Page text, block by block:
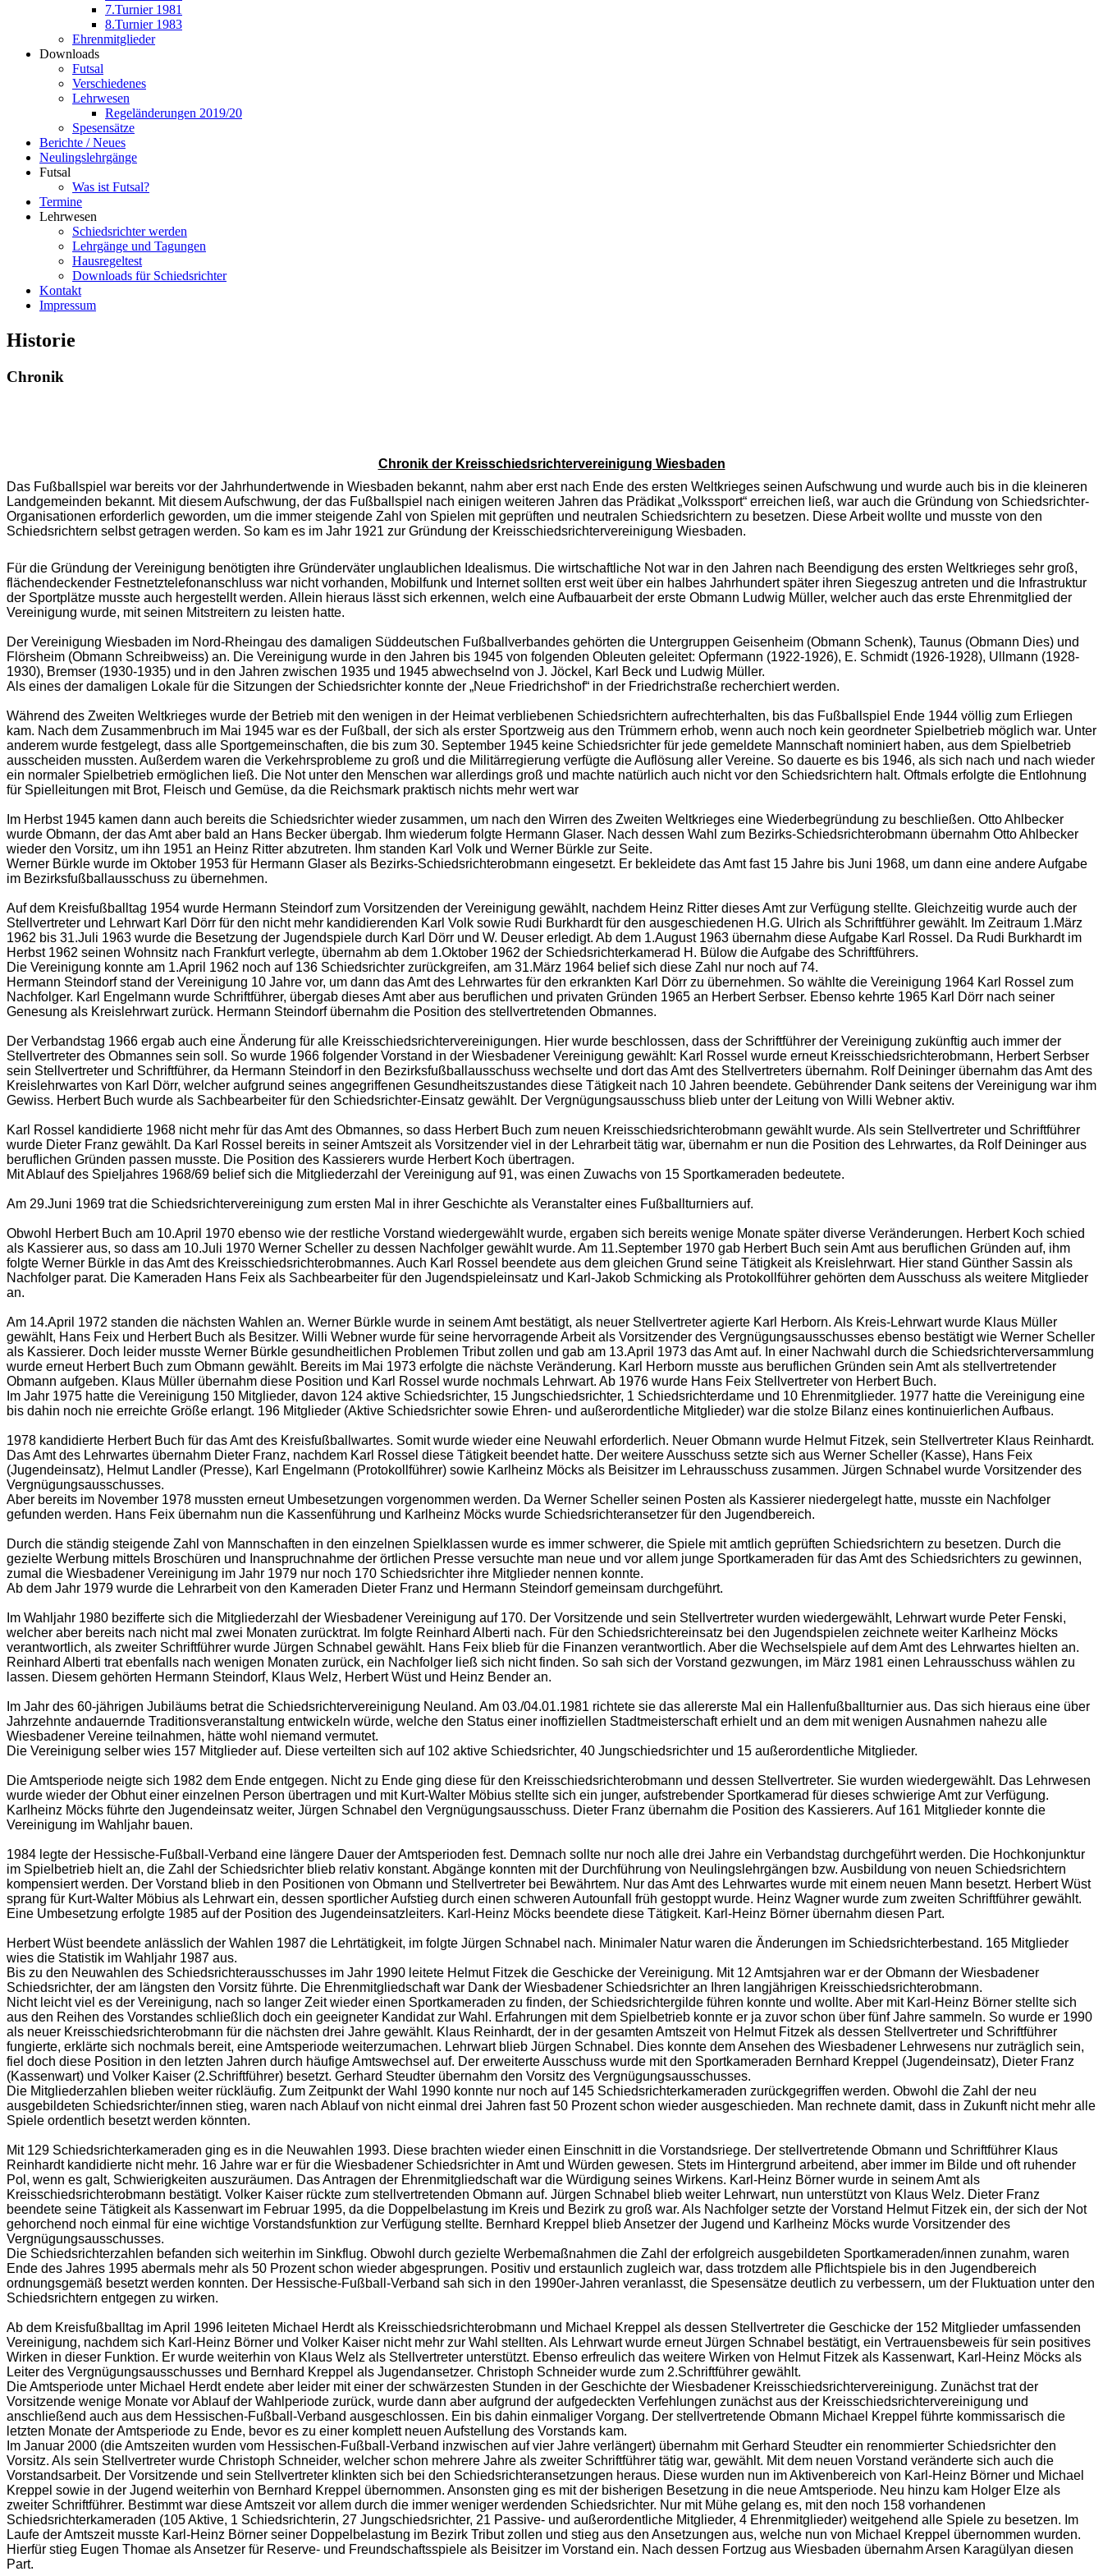
7.Turnier 1981
8.Turnier 1983
Ehrenmitglieder
Downloads
Futsal
Verschiedenes
Lehrwesen
Regeländerungen 2019/20
Spesensätze
Berichte / Neues
Neulingslehrgänge
Futsal
Was ist Futsal?
Termine
Lehrwesen
Schiedsrichter werden
Lehrgänge und Tagungen
Hausregeltest
Downloads für Schiedsrichter
Kontakt
Impressum
Historie
Chronik
Chronik der Kreisschiedsrichtervereinigung Wiesbaden
Das Fußballspiel war bereits vor der Jahrhundertwende in Wiesbaden bekannt, nahm aber erst nach Ende des ersten Weltkrieges seinen Aufschwung und wurde auch bis in die kleineren
Landgemeinden bekannt. Mit diesem Aufschwung, der das Fußballspiel nach einigen weiteren Jahren das Prädikat „Volkssport“ erreichen ließ, war auch die Gründung von Schiedsrichter-
Organisationen erforderlich geworden, um die immer steigende Zahl von Spielen mit geprüften und neutralen Schiedsrichtern zu besetzen. Diese Arbeit wollte und musste von den
Schiedsrichtern selbst getragen werden. So kam es im Jahr 1921 zur Gründung der Kreisschiedsrichtervereinigung Wiesbaden.
Für die Gründung der Vereinigung benötigten ihre Gründerväter unglaublichen Idealismus. Die wirtschaftliche Not war in den Jahren nach Beendigung des ersten Weltkrieges sehr groß,
flächendeckender Festnetztelefonanschluss war nicht vorhanden, Mobilfunk und Internet sollten erst weit über ein halbes Jahrhundert später ihren Siegeszug antreten und die Infrastruktur
der Sportplätze musste auch hergestellt werden. Allein hieraus lässt sich erkennen, welch eine Aufbauarbeit der erste Obmann Ludwig Müller, welcher auch das erste Ehrenmitglied der
Vereinigung wurde, mit seinen Mitstreitern zu leisten hatte.
Der Vereinigung Wiesbaden im Nord-Rheingau des damaligen Süddeutschen Fußballverbandes gehörten die Untergruppen Geisenheim (Obmann Schenk), Taunus (Obmann Dies) und
Flörsheim (Obmann Schreibweiss) an. Die Vereinigung wurde in den Jahren bis 1945 von folgenden Obleuten geleitet: Opfermann (1922-1926), E. Schmidt (1926-1928), Ullmann (1928-
1930), Bremser (1930-1935) und in den Jahren zwischen 1935 und 1945 abwechselnd von J. Jöckel, Karl Beck und Ludwig Müller.
Als eines der damaligen Lokale für die Sitzungen der Schiedsrichter konnte der „Neue Friedrichshof“ in der Friedrichstraße recherchiert werden.
Während des Zweiten Weltkrieges wurde der Betrieb mit den wenigen in der Heimat verbliebenen Schiedsrichtern aufrechterhalten, bis das Fußballspiel Ende 1944 völlig zum Erliegen
kam. Nach dem Zusammenbruch im Mai 1945 war es der Fußball, der sich als erster Sportzweig aus den Trümmern erhob, wenn auch noch kein geordneter Spielbetrieb möglich war. Unter
anderem wurde festgelegt, dass alle Sportgemeinschaften, die bis zum 30. September 1945 keine Schiedsrichter für jede gemeldete Mannschaft nominiert haben, aus dem Spielbetrieb
ausscheiden mussten. Außerdem waren die Verkehrsprobleme zu groß und die Militärregierung verfügte die Auflösung aller Vereine. So dauerte es bis 1946, als sich nach und nach wieder
ein normaler Spielbetrieb ermöglichen ließ. Die Not unter den Menschen war allerdings groß und machte natürlich auch nicht vor den Schiedsrichtern halt. Oftmals erfolgte die Entlohnung
für Spielleitungen mit Brot, Fleisch und Gemüse, da die Reichsmark praktisch nichts mehr wert war
Im Herbst 1945 kamen dann auch bereits die Schiedsrichter wieder zusammen, um nach den Wirren des Zweiten Weltkrieges eine Wiederbegründung zu beschließen. Otto Ahlbecker
wurde Obmann, der das Amt aber bald an Hans Becker übergab. Ihm wiederum folgte Hermann Glaser. Nach dessen Wahl zum Bezirks-Schiedsrichterobmann übernahm Otto Ahlbecker
wieder den Vorsitz, um ihn 1951 an Heinz Ritter abzutreten. Ihm standen Karl Volk und Werner Bürkle zur Seite.
Werner Bürkle wurde im Oktober 1953 für Hermann Glaser als Bezirks-Schiedsrichterobmann eingesetzt. Er bekleidete das Amt fast 15 Jahre bis Juni 1968, um dann eine andere Aufgabe
im Bezirksfußballausschuss zu übernehmen.
Auf dem Kreisfußballtag 1954 wurde Hermann Steindorf zum Vorsitzenden der Vereinigung gewählt, nachdem Heinz Ritter dieses Amt zur Verfügung stellte. Gleichzeitig wurde auch der
Stellvertreter und Lehrwart Karl Dörr für den nicht mehr kandidierenden Karl Volk sowie Rudi Burkhardt für den ausgeschiedenen H.G. Ulrich als Schriftführer gewählt. Im Zeitraum 1.März
1962 bis 31.Juli 1963 wurde die Besetzung der Jugendspiele durch Karl Dörr und W. Deuser erledigt. Ab dem 1.August 1963 übernahm diese Aufgabe Karl Rossel. Da Rudi Burkhardt im
Herbst 1962 seinen Wohnsitz nach Frankfurt verlegte, übernahm ab dem 1.Oktober 1962 der Schiedsrichterkamerad H. Bülow die Aufgabe des Schriftführers.
Die Vereinigung konnte am 1.April 1962 noch auf 136 Schiedsrichter zurückgreifen, am 31.März 1964 belief sich diese Zahl nur noch auf 74.
Hermann Steindorf stand der Vereinigung 10 Jahre vor, um dann das Amt des Lehrwartes für den erkrankten Karl Dörr zu übernehmen. So wählte die Vereinigung 1964 Karl Rossel zum
Nachfolger. Karl Engelmann wurde Schriftführer, übergab dieses Amt aber aus beruflichen und privaten Gründen 1965 an Herbert Serbser. Ebenso kehrte 1965 Karl Dörr nach seiner
Genesung als Kreislehrwart zurück. Hermann Steindorf übernahm die Position des stellvertretenden Obmannes.
Der Verbandstag 1966 ergab auch eine Änderung für alle Kreisschiedsrichtervereinigungen. Hier wurde beschlossen, dass der Schriftführer der Vereinigung zukünftig auch immer der
Stellvertreter des Obmannes sein soll. So wurde 1966 folgender Vorstand in der Wiesbadener Vereinigung gewählt: Karl Rossel wurde erneut Kreisschiedsrichterobmann, Herbert Serbser
sein Stellvertreter und Schriftführer, da Hermann Steindorf in den Bezirksfußballausschuss wechselte und dort das Amt des Stellvertreters übernahm. Rolf Deininger übernahm das Amt des
Kreislehrwartes von Karl Dörr, welcher aufgrund seines angegriffenen Gesundheitszustandes diese Tätigkeit nach 10 Jahren beendete. Gebührender Dank seitens der Vereinigung war ihm
Gewiss. Herbert Buch wurde als Sachbearbeiter für den Schiedsrichter-Einsatz gewählt. Der Vergnügungsausschuss blieb unter der Leitung von Willi Webner aktiv.
Karl Rossel kandidierte 1968 nicht mehr für das Amt des Obmannes, so dass Herbert Buch zum neuen Kreisschiedsrichterobmann gewählt wurde. Als sein Stellvertreter und Schriftführer
wurde Dieter Franz gewählt. Da Karl Rossel bereits in seiner Amtszeit als Vorsitzender viel in der Lehrarbeit tätig war, übernahm er nun die Position des Lehrwartes, da Rolf Deininger aus
beruflichen Gründen passen musste. Die Position des Kassierers wurde Herbert Koch übertragen.
Mit Ablauf des Spieljahres 1968/69 belief sich die Mitgliederzahl der Vereinigung auf 91, was einen Zuwachs von 15 Sportkameraden bedeutete.
Am 29.Juni 1969 trat die Schiedsrichtervereinigung zum ersten Mal in ihrer Geschichte als Veranstalter eines Fußballturniers auf.
Obwohl Herbert Buch am 10.April 1970 ebenso wie der restliche Vorstand wiedergewählt wurde, ergaben sich bereits wenige Monate später diverse Veränderungen. Herbert Koch schied
als Kassierer aus, so dass am 10.Juli 1970 Werner Scheller zu dessen Nachfolger gewählt wurde. Am 11.September 1970 gab Herbert Buch sein Amt aus beruflichen Gründen auf, ihm
folgte Werner Bürkle in das Amt des Kreisschiedsrichterobmannes. Auch Karl Rossel beendete aus dem gleichen Grund seine Tätigkeit als Kreislehrwart. Hier stand Günther Sassin als
Nachfolger parat. Die Kameraden Hans Feix als Sachbearbeiter für den Jugendspieleinsatz und Karl-Jakob Schmicking als Protokollführer gehörten dem Ausschuss als weitere Mitglieder
an.
Am 14.April 1972 standen die nächsten Wahlen an. Werner Bürkle wurde in seinem Amt bestätigt, als neuer Stellvertreter agierte Karl Herborn. Als Kreis-Lehrwart wurde Klaus Müller
gewählt, Hans Feix und Herbert Buch als Besitzer. Willi Webner wurde für seine hervorragende Arbeit als Vorsitzender des Vergnügungsausschusses ebenso bestätigt wie Werner Scheller
als Kassierer. Doch leider musste Werner Bürkle gesundheitlichen Problemen Tribut zollen und gab am 13.April 1973 das Amt auf. In einer Nachwahl durch die Schiedsrichterversammlung
wurde erneut Herbert Buch zum Obmann gewählt. Bereits im Mai 1973 erfolgte die nächste Veränderung. Karl Herborn musste aus beruflichen Gründen sein Amt als stellvertretender
Obmann aufgeben. Klaus Müller übernahm diese Position und Karl Rossel wurde nochmals Lehrwart. Ab 1976 wurde Hans Feix Stellvertreter von Herbert Buch.
Im Jahr 1975 hatte die Vereinigung 150 Mitglieder, davon 124 aktive Schiedsrichter, 15 Jungschiedsrichter, 1 Schiedsrichterdame und 10 Ehrenmitglieder. 1977 hatte die Vereinigung eine
bis dahin noch nie erreichte Größe erlangt. 196 Mitglieder (Aktive Schiedsrichter sowie Ehren- und außerordentliche Mitglieder) war die stolze Bilanz eines kontinuierlichen Aufbaus.
1978 kandidierte Herbert Buch für das Amt des Kreisfußballwartes. Somit wurde wieder eine Neuwahl erforderlich. Neuer Obmann wurde Helmut Fitzek, sein Stellvertreter Klaus Reinhardt.
Das Amt des Lehrwartes übernahm Dieter Franz, nachdem Karl Rossel diese Tätigkeit beendet hatte. Der weitere Ausschuss setzte sich aus Werner Scheller (Kasse), Hans Feix
(Jugendeinsatz), Helmut Landler (Presse), Karl Engelmann (Protokollführer) sowie Karlheinz Möcks als Beisitzer im Lehrausschuss zusammen. Jürgen Schnabel wurde Vorsitzender des
Vergnügungsausschusses.
Aber bereits im November 1978 mussten erneut Umbesetzungen vorgenommen werden. Da Werner Scheller seinen Posten als Kassierer niedergelegt hatte, musste ein Nachfolger
gefunden werden. Hans Feix übernahm nun die Kassenführung und Karlheinz Möcks wurde Schiedsrichteransetzer für den Jugendbereich.
Durch die ständig steigende Zahl von Mannschaften in den einzelnen Spielklassen wurde es immer schwerer, die Spiele mit amtlich geprüften Schiedsrichtern zu besetzen. Durch die
gezielte Werbung mittels Broschüren und Inanspruchnahme der örtlichen Presse versuchte man neue und vor allem junge Sportkameraden für das Amt des Schiedsrichters zu gewinnen,
zumal die Wiesbadener Vereinigung im Jahr 1979 nur noch 170 Schiedsrichter ihre Mitglieder nennen konnte.
Ab dem Jahr 1979 wurde die Lehrarbeit von den Kameraden Dieter Franz und Hermann Steindorf gemeinsam durchgeführt.
Im Wahljahr 1980 bezifferte sich die Mitgliederzahl der Wiesbadener Vereinigung auf 170. Der Vorsitzende und sein Stellvertreter wurden wiedergewählt, Lehrwart wurde Peter Fenski,
welcher aber bereits nach nicht mal zwei Monaten zurücktrat. Im folgte Reinhard Alberti nach. Für den Schiedsrichtereinsatz bei den Jugendspielen zeichnete weiter Karlheinz Möcks
verantwortlich, als zweiter Schriftführer wurde Jürgen Schnabel gewählt. Hans Feix blieb für die Finanzen verantwortlich. Aber die Wechselspiele auf dem Amt des Lehrwartes hielten an.
Reinhard Alberti trat ebenfalls nach wenigen Monaten zurück, ein Nachfolger ließ sich nicht finden. So sah sich der Vorstand gezwungen, im März 1981 einen Lehrausschuss wählen zu
lassen. Diesem gehörten Hermann Steindorf, Klaus Welz, Herbert Wüst und Heinz Bender an.
Im Jahr des 60-jährigen Jubiläums betrat die Schiedsrichtervereinigung Neuland. Am 03./04.01.1981 richtete sie das allererste Mal ein Hallenfußballturnier aus. Das sich hieraus eine über
Jahrzehnte andauernde Traditionsveranstaltung entwickeln würde, welche den Status einer inoffiziellen Stadtmeisterschaft erhielt und an dem mit wenigen Ausnahmen nahezu alle
Wiesbadener Vereine teilnahmen, hätte wohl niemand vermutet.
Die Vereinigung selber wies 157 Mitglieder auf. Diese verteilten sich auf 102 aktive Schiedsrichter, 40 Jungschiedsrichter und 15 außerordentliche Mitglieder.
Die Amtsperiode neigte sich 1982 dem Ende entgegen. Nicht zu Ende ging diese für den Kreisschiedsrichterobmann und dessen Stellvertreter. Sie wurden wiedergewählt. Das Lehrwesen
wurde wieder der Obhut einer einzelnen Person übertragen und mit Kurt-Walter Möbius stellte sich ein junger, aufstrebender Sportkamerad für dieses schwierige Amt zur Verfügung.
Karlheinz Möcks führte den Jugendeinsatz weiter, Jürgen Schnabel den Vergnügungsausschuss. Dieter Franz übernahm die Position des Kassierers. Auf 161 Mitglieder konnte die
Vereinigung im Wahljahr bauen.
1984 legte der Hessische-Fußball-Verband eine längere Dauer der Amtsperioden fest. Demnach sollte nur noch alle drei Jahre ein Verbandstag durchgeführt werden. Die Hochkonjunktur
im Spielbetrieb hielt an, die Zahl der Schiedsrichter blieb relativ konstant. Abgänge konnten mit der Durchführung von Neulingslehrgängen bzw. Ausbildung von neuen Schiedsrichtern
kompensiert werden. Der Vorstand blieb in den Positionen von Obmann und Stellvertreter bei Bewährtem. Nur das Amt des Lehrwartes wurde mit einem neuen Mann besetzt. Herbert Wüst
sprang für Kurt-Walter Möbius als Lehrwart ein, dessen sportlicher Aufstieg durch einen schweren Autounfall früh gestoppt wurde. Heinz Wagner wurde zum zweiten Schriftführer gewählt.
Eine Umbesetzung erfolgte 1985 auf der Position des Jugendeinsatzleiters. Karl-Heinz Möcks beendete diese Tätigkeit. Karl-Heinz Börner übernahm diesen Part.
Herbert Wüst beendete anlässlich der Wahlen 1987 die Lehrtätigkeit, im folgte Jürgen Schnabel nach. Minimaler Natur waren die Änderungen im Schiedsrichterbestand. 165 Mitglieder
wies die Statistik im Wahljahr 1987 aus.
Bis zu den Neuwahlen des Schiedsrichterausschusses im Jahr 1990 leitete Helmut Fitzek die Geschicke der Vereinigung. Mit 12 Amtsjahren war er der Obmann der Wiesbadener
Schiedsrichter, der am längsten den Vorsitz führte. Die Ehrenmitgliedschaft war Dank der Wiesbadener Schiedsrichter an Ihren langjährigen Kreisschiedsrichterobmann.
Nicht leicht viel es der Vereinigung, nach so langer Zeit wieder einen Sportkameraden zu finden, der Schiedsrichtergilde führen konnte und wollte. Aber mit Karl-Heinz Börner stellte sich
aus den Reihen des Vorstandes schließlich doch ein geeigneter Kandidat zur Wahl. Erfahrungen mit dem Spielbetrieb konnte er ja zuvor schon über fünf Jahre sammeln. So wurde er 1990
als neuer Kreisschiedsrichterobmann für die nächsten drei Jahre gewählt. Klaus Reinhardt, der in der gesamten Amtszeit von Helmut Fitzek als dessen Stellvertreter und Schriftführer
fungierte, erklärte sich nochmals bereit, eine Amtsperiode weiterzumachen. Lehrwart blieb Jürgen Schnabel. Dies konnte dem Ansehen des Wiesbadener Lehrwesens nur zuträglich sein,
fiel doch diese Position in den letzten Jahren durch häufige Amtswechsel auf. Der erweiterte Ausschuss wurde mit den Sportkameraden Bernhard Kreppel (Jugendeinsatz), Dieter Franz
(Kassenwart) und Volker Kaiser (2.Schriftführer) besetzt. Gerhard Steudter übernahm den Vorsitz des Vergnügungsausschusses.
Die Mitgliederzahlen blieben weiter rückläufig. Zum Zeitpunkt der Wahl 1990 konnte nur noch auf 145 Schiedsrichterkameraden zurückgegriffen werden. Obwohl die Zahl der neu
ausgebildeten Schiedsrichter/innen stieg, waren nach Ablauf von nicht einmal drei Jahren fast 50 Prozent schon wieder ausgeschieden. Man rechnete damit, dass in Zukunft nicht mehr alle
Spiele ordentlich besetzt werden könnten.
Mit 129 Schiedsrichterkameraden ging es in die Neuwahlen 1993. Diese brachten wieder einen Einschnitt in die Vorstandsriege. Der stellvertretende Obmann und Schriftführer Klaus
Reinhardt kandidierte nicht mehr. 16 Jahre war er für die Wiesbadener Schiedsrichter in Amt und Würden gewesen. Stets im Hintergrund arbeitend, aber immer im Bilde und oft ruhender
Pol, wenn es galt, Schwierigkeiten auszuräumen. Das Antragen der Ehrenmitgliedschaft war die Würdigung seines Wirkens. Karl-Heinz Börner wurde in seinem Amt als
Kreisschiedsrichterobmann bestätigt. Volker Kaiser rückte zum stellvertretenden Obmann auf. Jürgen Schnabel blieb weiter Lehrwart, nun unterstützt von Klaus Welz. Dieter Franz
beendete seine Tätigkeit als Kassenwart im Februar 1995, da die Doppelbelastung im Kreis und Bezirk zu groß war. Als Nachfolger setzte der Vorstand Helmut Fitzek ein, der sich der Not
gehorchend noch einmal für eine wichtige Vorstandsfunktion zur Verfügung stellte. Bernhard Kreppel blieb Ansetzer der Jugend und Karlheinz Möcks wurde Vorsitzender des
Vergnügungsausschusses.
Die Schiedsrichterzahlen befanden sich weiterhin im Sinkflug. Obwohl durch gezielte Werbemaßnahmen die Zahl der erfolgreich ausgebildeten Sportkameraden/innen zunahm, waren
Ende des Jahres 1995 abermals mehr als 50 Prozent schon wieder abgesprungen. Positiv und erstaunlich zugleich war, dass trotzdem alle Pflichtspiele bis in den Jugendbereich
ordnungsgemäß besetzt werden konnten. Der Hessische-Fußball-Verband sah sich in den 1990er-Jahren veranlasst, die Spesensätze deutlich zu verbessern, um der Fluktuation unter den
Schiedsrichtern entgegen zu wirken.
Ab dem Kreisfußballtag im April 1996 leiteten Michael Herdt als Kreisschiedsrichterobmann und Michael Kreppel als dessen Stellvertreter die Geschicke der 152 Mitglieder umfassenden
Vereinigung, nachdem sich Karl-Heinz Börner und Volker Kaiser nicht mehr zur Wahl stellten. Als Lehrwart wurde erneut Jürgen Schnabel bestätigt, ein Vertrauensbeweis für sein positives
Wirken in dieser Funktion. Er wurde weiterhin von Klaus Welz als Stellvertreter unterstützt. Ebenso erfreulich das weitere Wirken von Helmut Fitzek als Kassenwart, Karl-Heinz Möcks als
Leiter des Vergnügungsausschusses und Bernhard Kreppel als Jugendansetzer. Christoph Schneider wurde zum 2.Schriftführer gewählt.
Die Amtsperiode unter Michael Herdt endete aber leider mit einer der schwärzesten Stunden in der Geschichte der Wiesbadener Kreisschiedsrichtervereinigung. Zunächst trat der
Vorsitzende wenige Monate vor Ablauf der Wahlperiode zurück, wurde dann aber aufgrund der aufgedeckten Verfehlungen zunächst aus der Kreisschiedsrichtervereinigung und
anschließend auch aus dem Hessischen-Fußball-Verband ausgeschlossen. Ein bis dahin einmaliger Vorgang. Der stellvertretende Obmann Michael Kreppel führte kommissarisch die
letzten Monate der Amtsperiode zu Ende, bevor es zu einer komplett neuen Aufstellung des Vorstands kam.
Im Januar 2000 (die Amtszeiten wurden vom Hessischen-Fußball-Verband inzwischen auf vier Jahre verlängert) übernahm mit Gerhard Steudter ein renommierter Schiedsrichter den
Vorsitz. Als sein Stellvertreter wurde Christoph Schneider, welcher schon mehrere Jahre als zweiter Schriftführer tätig war, gewählt. Mit dem neuen Vorstand veränderte sich auch die
Vorstandsarbeit. Der Vorsitzende und sein Stellvertreter klinkten sich bei den Schiedsrichteransetzungen heraus. Diese wurden nun im Aktivenbereich von Karl-Heinz Börner und Michael
Kreppel sowie in der Jugend weiterhin von Bernhard Kreppel übernommen. Ansonsten ging es mit der bisherigen Besetzung in die neue Amtsperiode. Neu hinzu kam Holger Elze als
zweiter Schriftführer. Bestimmt war diese Amtszeit vor allem durch die immer weniger werdenden Schiedsrichter. Nur mit Mühe gelang es, mit den noch 158 vorhandenen
Schiedsrichterkameraden (105 Aktive, 1 Schiedsrichterin, 27 Jungschiedsrichter, 21 Passive- und außerordentliche Mitglieder, 4 Ehrenmitglieder) weitgehend alle Spiele zu besetzen. Im
Laufe der Amtszeit musste Karl-Heinz Börner seiner Doppelbelastung im Bezirk Tribut zollen und stieg aus den Ansetzungen aus, welche nun von Michael Kreppel übernommen wurden.
Hierfür stieg Eugen Thomae als Ansetzer für Reserve- und Freundschaftsspiele als Beisitzer im Vorstand ein. Nach dessen Fortzug aus Wiesbaden übernahm Arsen Karagülyan diesen
Part.